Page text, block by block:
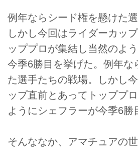
例年ならシード権を懸けた選
しかし今回はライダーカッ
ッププロが集結し当然のよ
今季6勝目を挙げた。例年な
た選手たちの戦場。しかし
ップ直前とあってトッププ
ようにシェフラーが今季6勝
そんななか、アマチュアの